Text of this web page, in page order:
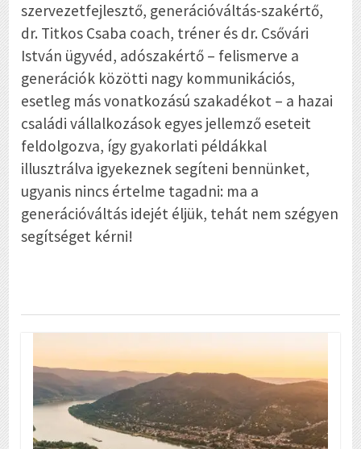
szervezetfejlesztő, generációváltás-szakértő,
dr. Titkos Csaba coach, tréner és dr. Csővári
István ügyvéd, adószakértő – felismerve a
generációk közötti nagy kommunikációs,
esetleg más vonatkozású szakadékot – a hazai
családi vállalkozások egyes jellemző eseteit
feldolgozva, így gyakorlati példákkal
illusztrálva igyekeznek segíteni bennünket,
ugyanis nincs értelme tagadni: ma a
generációváltás idejét éljük, tehát nem szégyen
segítséget kérni!